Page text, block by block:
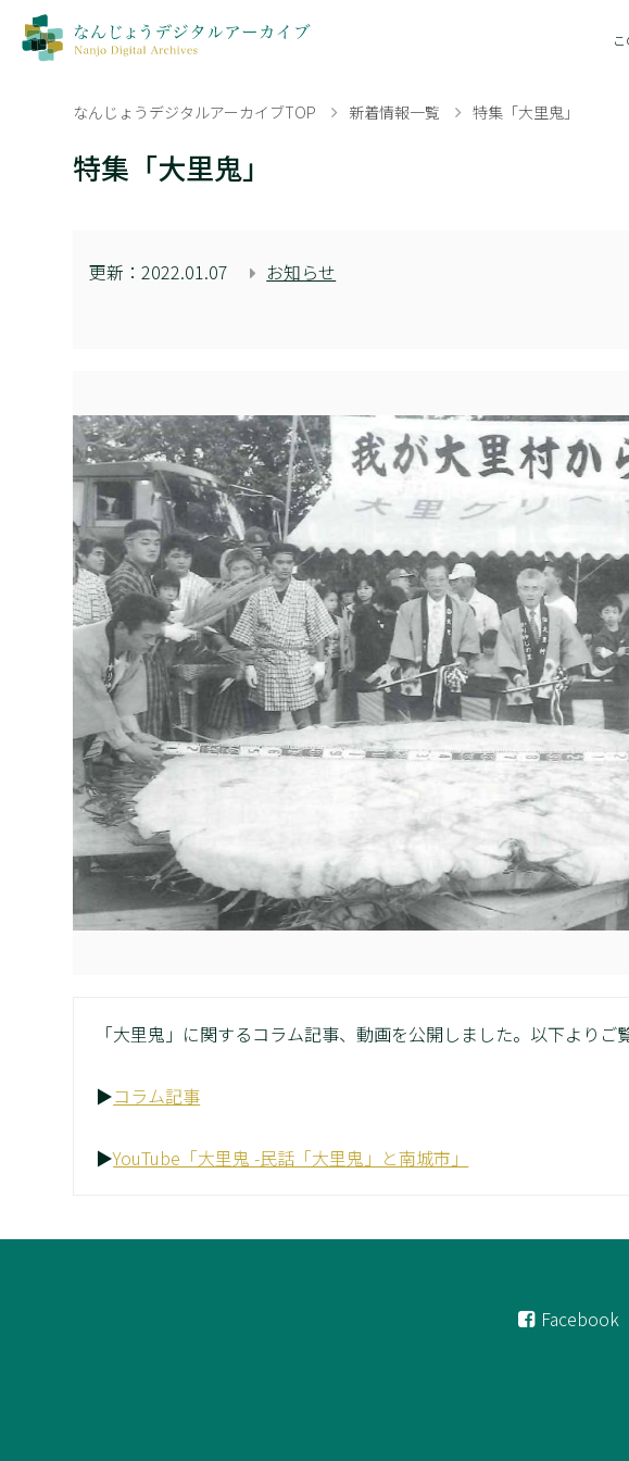
なんじょうデジタルアーカイブTOP 新着情報一覧 特集「大里鬼」
特集「大里鬼」
更新：2022.01.07 お知らせ
「大里鬼」に関するコラム記事、動画を公開しました。以下よりご
▶コラム記事
▶YouTube「大里鬼 -民話「大里鬼」と南城市」
Facebook